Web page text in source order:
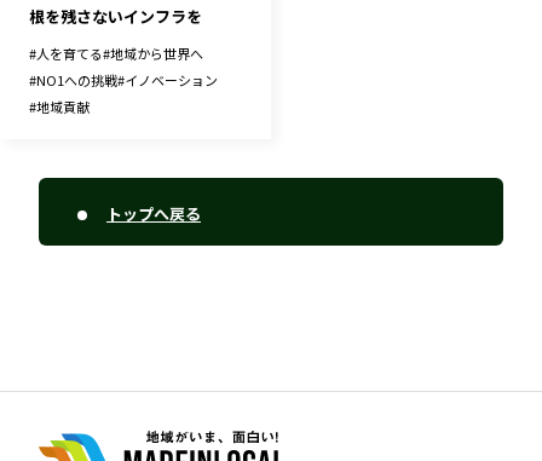
根を残さないインフラを
#人を育てる#地域から世界へ
#NO1への挑戦#イノベーション
#地域貢献
トップへ戻る